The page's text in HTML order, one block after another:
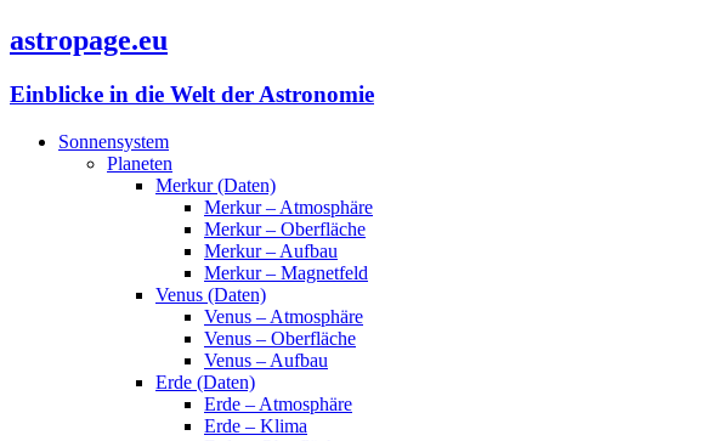
astropage.eu
Einblicke in die Welt der Astronomie
Sonnensystem
Planeten
Merkur (Daten)
Merkur – Atmosphäre
Merkur – Oberfläche
Merkur – Aufbau
Merkur – Magnetfeld
Venus (Daten)
Venus – Atmosphäre
Venus – Oberfläche
Venus – Aufbau
Erde (Daten)
Erde – Atmosphäre
Erde – Klima